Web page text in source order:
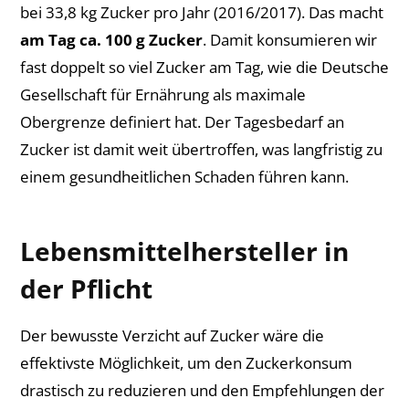
bei 33,8 kg Zucker pro Jahr (2016/2017). Das macht
am Tag ca. 100 g Zucker. Damit konsumieren wir
fast doppelt so viel Zucker am Tag, wie die Deutsche
Gesellschaft für Ernährung als maximale
Obergrenze definiert hat. Der Tagesbedarf an
Zucker ist damit weit übertroffen, was langfristig zu
einem gesundheitlichen Schaden führen kann.
Lebensmittelhersteller in
der Pflicht
Der bewusste Verzicht auf Zucker wäre die
effektivste Möglichkeit, um den Zuckerkonsum
drastisch zu reduzieren und den Empfehlungen der